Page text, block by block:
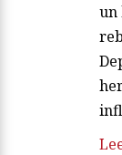
un